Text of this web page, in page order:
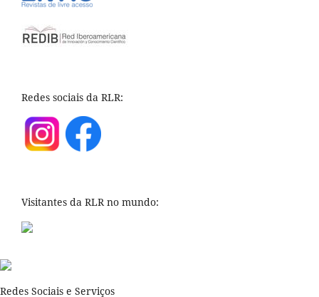
Redes sociais da RLR:
Visitantes da RLR no mundo:
Redes Sociais e Serviços